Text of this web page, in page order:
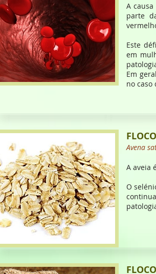
A
parte
Este
em
Em
no
Avena
A aveia
O